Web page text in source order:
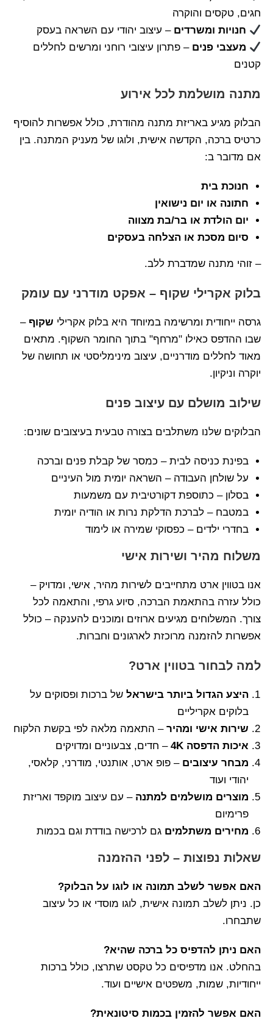
חגים, טקסים והוקרה
חנויות ומשרדים – עיצוב יהודי עם השראה בעסק
מעצבי פנים – פתרון עיצובי רוחני ומרשים לחללים
קטנים
מתנה מושלמת לכל אירוע
הבלוק מגיע באריזת מתנה מהודרת, כולל אפשרות להוסיף
כרטיס ברכה, הקדשה אישית, ולוגו של מעניק המתנה. בין
אם מדובר ב:
חנוכת בית
חתונה או יום נישואין
יום הולדת או בר/בת מצווה
סיום מסכת או הצלחה בעסקים
– זוהי מתנה שמדברת ללב.
בלוק אקרילי שקוף – אפקט מודרני עם עומק
גרסה ייחודית ומרשימה במיוחד היא בלוק אקרילי שקוף –
שבו ההדפס כאילו "מרחף" בתוך החומר השקוף. מתאים
מאוד לחללים מודרניים, עיצוב מינימליסטי או תחושה של
יוקרה וניקיון.
שילוב מושלם עם עיצוב פנים
הבלוקים שלנו משתלבים בצורה טבעית בעיצובים שונים:
בפינת כניסה לבית – כמסר של קבלת פנים וברכה
על שולחן העבודה – השראה יומית מול העיניים
בסלון – כתוספת דקורטיבית עם משמעות
במטבח – לברכת הדלקת נרות או הודיה יומית
בחדרי ילדים – כפסוקי שמירה או לימוד
משלוח מהיר ושירות אישי
אנו בטווין ארט מתחייבים לשירות מהיר, אישי, ומדויק –
כולל עזרה בהתאמת הברכה, סיוע גרפי, והתאמה לכל
צורך. המשלוחים מגיעים ארוזים ומוכנים להענקה – כולל
אפשרות להזמנה מרוכזת לארגונים וחברות.
למה לבחור בטווין ארט?
היצע הגדול ביותר בישראל של ברכות ופסוקים על
בלוקים אקריליים
שירות אישי ומהיר – התאמה מלאה לפי בקשת הלקוח
איכות הדפסה 4K
– חדים, צבעוניים ומדויקים
מבחר עיצובים – פופ ארט, אותנטי, מודרני, קלאסי,
יהודי ועוד
מוצרים מושלמים למתנה – עם עיצוב מוקפד ואריזת
פרימיום
מחירים משתלמים גם לרכישה בודדת וגם בכמות
שאלות נפוצות – לפני ההזמנה
האם אפשר לשלב תמונה או לוגו על הבלוק?
כן. ניתן לשלב תמונה אישית, לוגו מוסדי או כל עיצוב
שתבחרו.
האם ניתן להדפיס כל ברכה שהיא?
בהחלט. אנו מדפיסים כל טקסט שתרצו, כולל ברכות
ייחודיות, שמות, משפטים אישיים ועוד.
האם אפשר להזמין בכמות סיטונאית?